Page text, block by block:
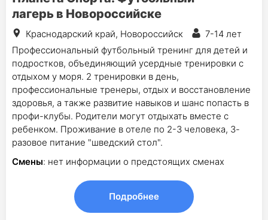
лагерь в Новороссийске
Краснодарский край, Новороссийск
7-14 лет
Профессиональный футбольный тренинг для детей и
подростков, объединяющий усердные тренировки с
отдыхом у моря. 2 тренировки в день,
профессиональные тренеры, отдых и восстановление
здоровья, а также развитие навыков и шанс попасть в
профи-клубы. Родители могут отдыхать вместе с
ребенком. Проживание в отеле по 2-3 человека, 3-
разовое питание "шведский стол".
Смены: нет информации о предстоящих сменах
Подробнее